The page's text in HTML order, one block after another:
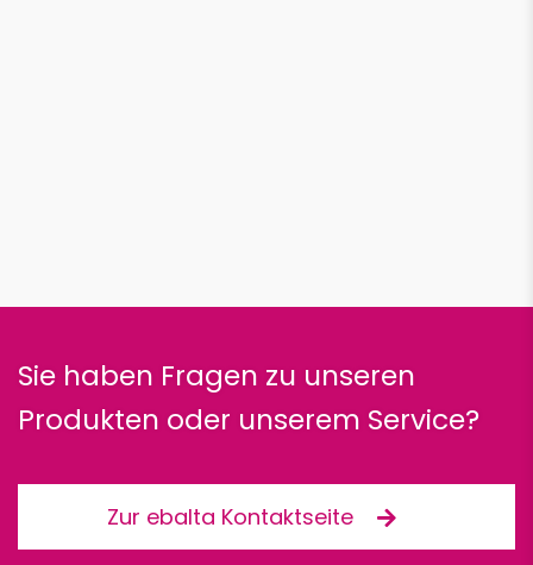
Sie haben Fragen zu unseren
Produkten oder unserem Service?
Zur ebalta Kontaktseite